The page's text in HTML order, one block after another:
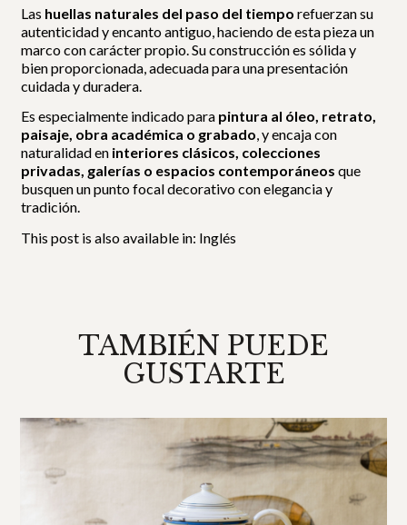
Las huellas naturales del paso del tiempo refuerzan su
autenticidad y encanto antiguo, haciendo de esta pieza un
marco con carácter propio. Su construcción es sólida y
bien proporcionada, adecuada para una presentación
cuidada y duradera.
Es especialmente indicado para pintura al óleo, retrato,
paisaje, obra académica o grabado, y encaja con
naturalidad en interiores clásicos, colecciones
privadas, galerías o espacios contemporáneos que
busquen un punto focal decorativo con elegancia y
tradición.
This post is also available in: Inglés
TAMBIÉN PUEDE
GUSTARTE